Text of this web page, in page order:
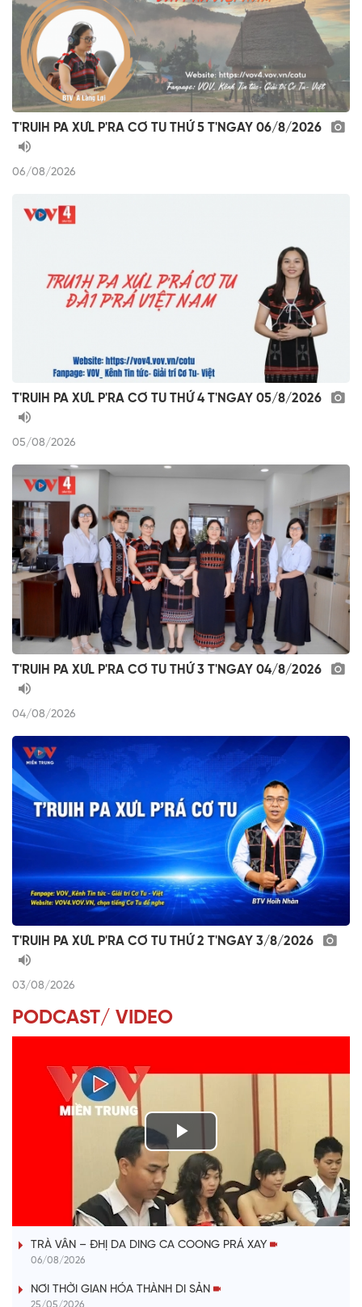
T'RUIH PA XƯL P'RA CƠ TU THỨ 5 T'NGAY 06/8/2026
06/08/2026
T'RUIH PA XƯL P'RA CƠ TU THỨ 4 T'NGAY 05/8/2026
05/08/2026
T'RUIH PA XƯL P'RA CƠ TU THỨ 3 T'NGAY 04/8/2026
04/08/2026
T'RUIH PA XƯL P'RA CƠ TU THỨ 2 T'NGAY 3/8/2026
03/08/2026
PODCAST/ VIDEO
P
l
a
V
VÀI PHÚT DÀNH CHO QUẢNG BÁ
TRÀ VÂN – ĐHỊ DA DING CA COONG PRÁ XAY
06/08/2026
NƠI THỜI GIAN HÓA THÀNH DI SẢN